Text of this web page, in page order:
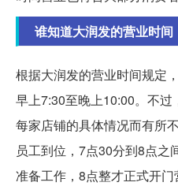
谁知道大润发的营业时间
根据大润发的营业时间规定
早上7:30至晚上10:00。不
每家店铺的具体情况而有所
员工到位，7点30分到8点之
准备工作，8点整才正式开